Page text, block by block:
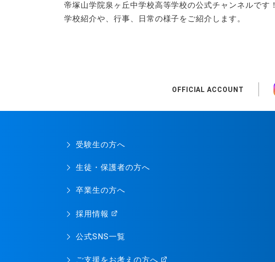
帝塚山学院泉ヶ丘中学校高等学校の公式チャンネルです！
学校紹介や、行事、日常の様子をご紹介します。
OFFICIAL ACCOUNT
受験生の方へ
生徒・保護者の方へ
卒業生の方へ
採用情報
公式SNS一覧
ご支援をお考えの方へ